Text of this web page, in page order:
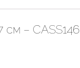
– CASS146